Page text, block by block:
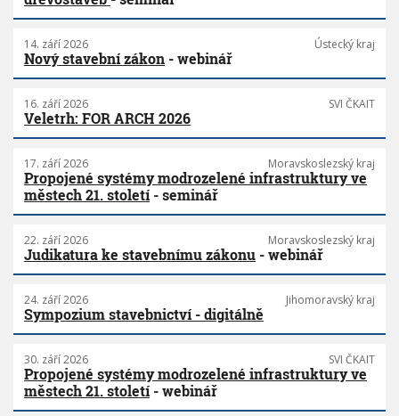
14. září 2026 Ústecký kraj
Nový stavební zákon - webinář
16. září 2026 SVI ČKAIT
Veletrh: FOR ARCH 2026
17. září 2026 Moravskoslezský kraj
Propojené systémy modrozelené infrastruktury ve
městech 21. století- seminář
22. září 2026 Moravskoslezský kraj
Judikatura ke stavebnímu zákonu - webinář
24. září 2026 Jihomoravský kraj
Sympozium stavebnictví - digitálně
30. září 2026 SVI ČKAIT
Propojené systémy modrozelené infrastruktury ve
městech 21. století- webinář